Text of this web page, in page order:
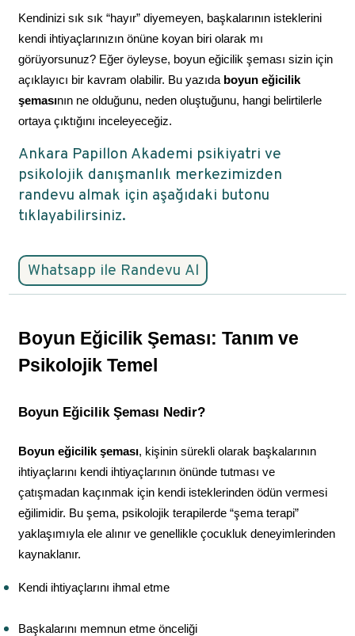
Kendinizi sık sık “hayır” diyemeyen, başkalarının isteklerini
kendi ihtiyaçlarınızın önüne koyan biri olarak mı
görüyorsunuz? Eğer öyleyse, boyun eğicilik şeması sizin için
açıklayıcı bir kavram olabilir. Bu yazıda boyun eğicilik
şemasının ne olduğunu, neden oluştuğunu, hangi belirtilerle
ortaya çıktığını inceleyeceğiz.
Ankara Papillon Akademi psikiyatri ve
psikolojik danışmanlık merkezimizden
randevu almak için aşağıdaki butonu
tıklayabilirsiniz.
Boyun Eğicilik Şeması: Tanım ve
Psikolojik Temel
Boyun Eğicilik Şeması Nedir?
Boyun eğicilik şeması, kişinin sürekli olarak başkalarının
ihtiyaçlarını kendi ihtiyaçlarının önünde tutması ve
çatışmadan kaçınmak için kendi isteklerinden ödün vermesi
eğilimidir. Bu şema, psikolojik terapilerde “şema terapi”
yaklaşımıyla ele alınır ve genellikle çocukluk deneyimlerinden
kaynaklanır.
Kendi ihtiyaçlarını ihmal etme
Başkalarını memnun etme önceliği